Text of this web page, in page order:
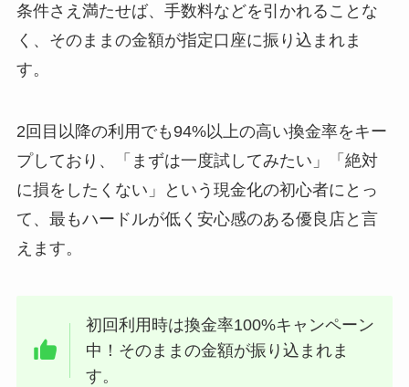
条件さえ満たせば、手数料などを引かれることな
く、そのままの金額が指定口座に振り込まれま
す。
2回目以降の利用でも94%以上の高い換金率をキー
プしており、「まずは一度試してみたい」「絶対
に損をしたくない」という現金化の初心者にとっ
て、最もハードルが低く安心感のある優良店と言
えます。
初回利用時は換金率100%キャンペーン
中！そのままの金額が振り込まれま
す。